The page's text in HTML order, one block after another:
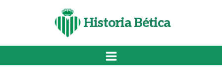
Historia Bética